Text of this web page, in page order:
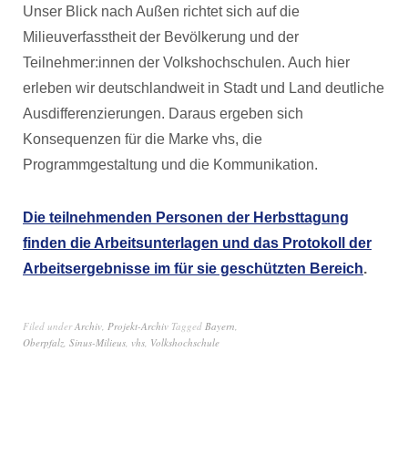
Unser Blick nach Außen richtet sich auf die
Milieuverfasstheit der Bevölkerung und der
Teilnehmer:innen der Volkshochschulen. Auch hier
erleben wir deutschlandweit in Stadt und Land deutliche
Ausdifferenzierungen. Daraus ergeben sich
Konsequenzen für die Marke vhs, die
Programmgestaltung und die Kommunikation.
Die teilnehmenden Personen der Herbsttagung
finden die Arbeitsunterlagen und das Protokoll der
Arbeitsergebnisse im für sie geschützten Bereich.
Filed underArchiv, Projekt-Archiv Tagged Bayern,
Oberpfalz, Sinus-Milieus, vhs, Volkshochschule